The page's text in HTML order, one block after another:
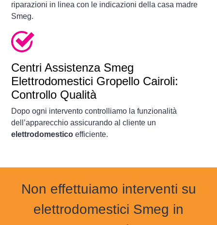
riparazioni in linea con le indicazioni della casa madre
Smeg.
Centri Assistenza Smeg
Elettrodomestici Gropello Cairoli:
Controllo Qualità
Dopo ogni intervento controlliamo la funzionalità
dell’apparecchio assicurando al cliente un
elettrodomestico efficiente.
Non effettuiamo interventi su
elettrodomestici Smeg in